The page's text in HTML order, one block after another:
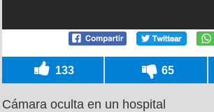
133 65
Cámara oculta en un hospital